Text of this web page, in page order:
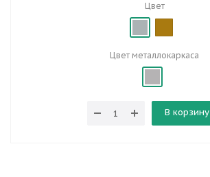
Цвет
Цвет металлокаркаса
В корзину